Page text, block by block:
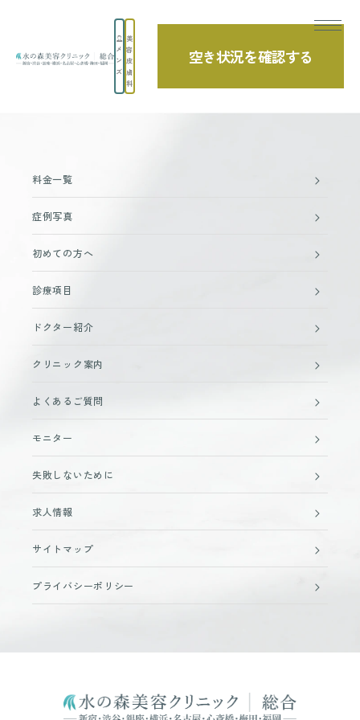
メ
ン
ズ
美
容
皮
膚
科
空き状況を確認する
TOP ウィズマインドにて、竹江総院長のインタビューが掲載されました。
料金一覧
症例写真
初めての方へ
診療項目
ドクター紹介
クリニック案内
よくあるご質問
モニター
失敗しないために
求人情報
サイトマップ
プライバシーポリシー